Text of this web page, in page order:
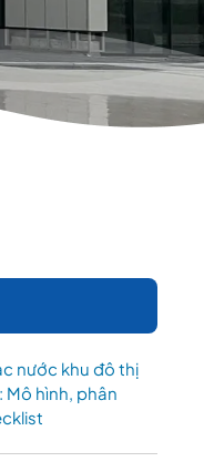
nước khu đô thị
Mô hình, phân